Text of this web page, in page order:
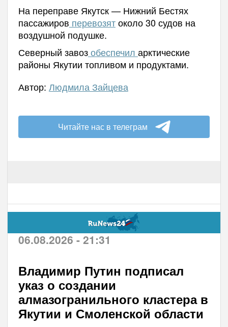
На переправе Якутск — Нижний Бестях
пассажиров перевозятоколо 30 судов на
воздушной подушке.
Северный завозобеспечил арктические
районы Якутии топливом и продуктами.
Автор: Людмила Зайцева
Читайте нас в телеграм
06.08.2026 - 21:31
Владимир Путин подписал
указ о создании
алмазогранильного кластера в
Якутии и Смоленской области